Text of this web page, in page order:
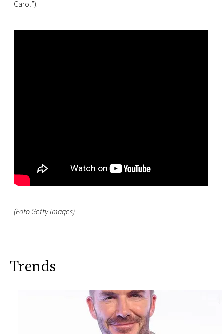
Carol”).
(Foto Getty Images)
Trends